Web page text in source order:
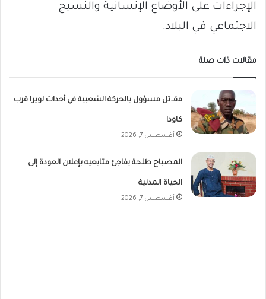
الإجراءات على الأوضاع الإنسانية والنسيج
الاجتماعي في البلاد.
مقالات ذات صلة
مقـ.تل مسؤول بالحركة الشعبية في أحداث لويرا قرب
كاودا
أغسطس 7, 2026
المصباح طلحة يفاجئ متابعيه بإعلان العودة إلى
الحياة المدنية
أغسطس 7, 2026